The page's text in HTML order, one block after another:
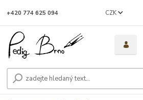
CZK
+420 774 625 094